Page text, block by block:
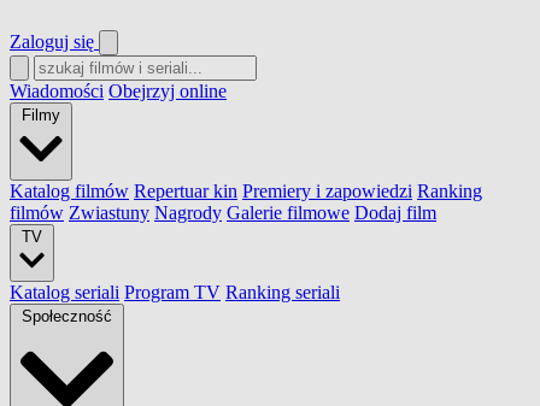
Zaloguj się
Wiadomości Obejrzyj online
Filmy
Katalog filmów Repertuar kin Premiery i zapowiedzi Ranking
filmów Zwiastuny Nagrody Galerie filmowe Dodaj film
TV
Katalog seriali Program TV Ranking seriali
Społeczność